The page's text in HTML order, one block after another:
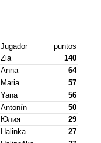
Jugador
puntos
Zia
140
Anna
64
Maria
57
Yana
56
Antonín
50
Юлия
29
Halinka
27